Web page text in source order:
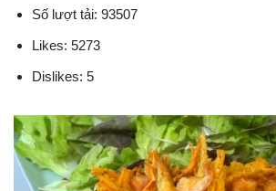
Số lượt tải: 93507
Likes: 5273
Dislikes: 5